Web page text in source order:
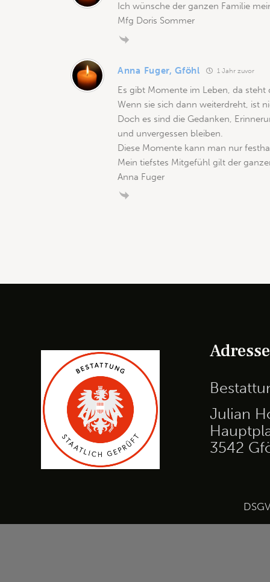
Ich wünsche der ganzen Familie
Mfg Doris Sommer
Anna Fuger, Gföhl 1 Jahr zuvor
Es gibt Momente im Leben, da
Wenn sie sich dann weiterdreht, ist
Doch es sind die Gedanken,
und unvergessen bleiben.
Diese Momente kann man nur
Mein tiefstes Mitgefühl gilt der
Anna Fuger
Adresse
Julian
3542